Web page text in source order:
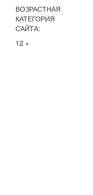
ВОЗРАСТНАЯ
КАТЕГОРИЯ
САЙТА:
12 +